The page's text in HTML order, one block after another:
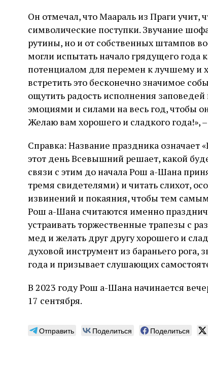
Он отмечал, что Маараль из Праги учит,
символические поступки. Звучание
рутины, но и от собственных штампов
могли испытать начало грядущего года
потенциалом для перемен к лучшему и
встретить это бесконечно значимое
ощутить радость исполнения
эмоциями и силами на весь год, чтобы
Желаю вам хорошего и сладкого года!»,
Справка: Название праздника означает
этот день Всевышний решает, какой
связи с этим до начала Рош а-Шана
тремя свидетелями) и читать слихот,
извинений и покаяния, чтобы тем
Рош а-Шана считаются именно
устраивать торжественные трапезы с
мед и желать друг другу хорошего и
духовой инструмент из бараньего рога,
года и призывает слушающих
В 2023 году Рош а-Шана начинается
17 сентября.
Отправить Поделиться Поделиться